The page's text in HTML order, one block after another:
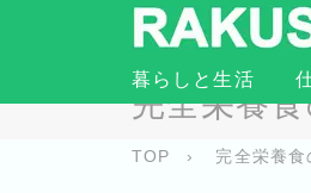
暮らしと生活
完全栄養
TOP › 完全栄養食